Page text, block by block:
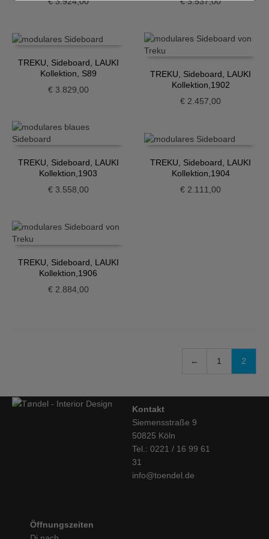
TREKU, Sideboard, LAUKI
Kollektion, S89
€3.829,00
TREKU, Sideboard, LAUKI
Kollektion,1902
€ 2.457,00
TREKU, Sideboard, LAUKI
Kollektion,1903
€3.558,00
TREKU, Sideboard, LAUKI
Kollektion,1904
€ 2.111,00
TREKU, Sideboard, LAUKI
Kollektion,1906
€2.884,00
← 1 2
Kontakt
Siemensstraße 9
50825 Köln
Tel.: 0221 / 16 99 61
31
info@toendel.de
Öffnungszeiten